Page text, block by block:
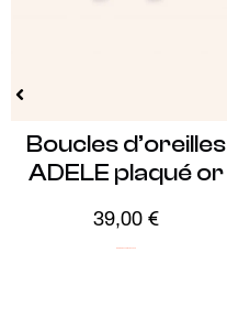
Boucles d’oreilles
ADELE plaqué or
39,00 €